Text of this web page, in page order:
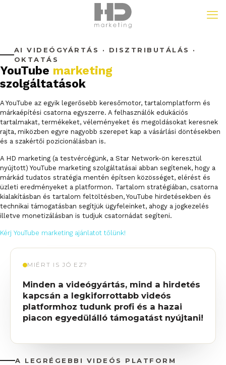
AI VIDEÓGYÁRTÁS · DISZTRIBUTÁLÁS ·
OKTATÁS
YouTube marketing
szolgáltatások
A YouTube az egyik legerősebb keresőmotor, tartalomplatform és
márkaépítési csatorna egyszerre. A felhasználók edukációs
tartalmakat, termékeket, véleményeket és megoldásokat keresnek
rajta, miközben egyre nagyobb szerepet kap a vásárlási döntésekben
és a szakértői pozicionálásban is.
A HD marketing (a testvércégünk, a Star Network-ön keresztül
nyújtott) YouTube marketing szolgáltatásai abban segítenek, hogy a
márkád tudatos stratégia mentén építsen közösséget, elérést és
üzleti eredményeket a platformon. Tartalom stratégiában, csatorna
kialakításban és tartalom feltöltésben, YouTube hirdetésekben és
technikai támogatásban segítjük ügyfeleinket, ahogy a jogkezelés
illetve monetizálásban is tudjuk csatornádat segíteni.
Kérj YouTube marketing ajánlatot tőlünk!
MIÉRT IS JÓ EZ?
Minden a videógyártás, mind a hirdetés
kapcsán a legkiforrottabb videós
platformhoz tudunk profi és a hazai
piacon egyedülálló támogatást nyújtani!
A LEGRÉGEBBI VIDEÓS PLATFORM